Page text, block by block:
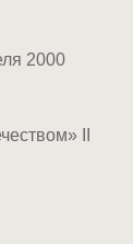
2000
II